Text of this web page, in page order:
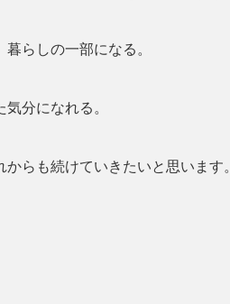
らしの一部になる。
分になれる。
らも続けていきたいと思います。